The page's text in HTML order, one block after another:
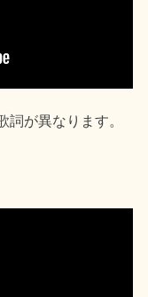
が異なります。